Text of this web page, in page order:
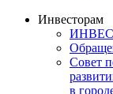
Инвесторам
Совет
в